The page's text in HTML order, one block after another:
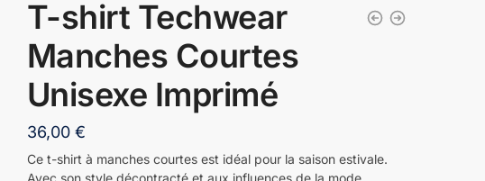
T-shirt Techwear
Manches Courtes
Unisexe Imprimé
36,00 €
Ce t-shirt à manches courtes est idéal pour la saison estivale.
Avec son style décontracté et aux influences de la mode